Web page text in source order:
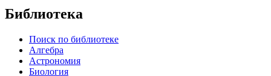
Библиотека
Поиск по библиотеке
Алгебра
Астрономия
Биология